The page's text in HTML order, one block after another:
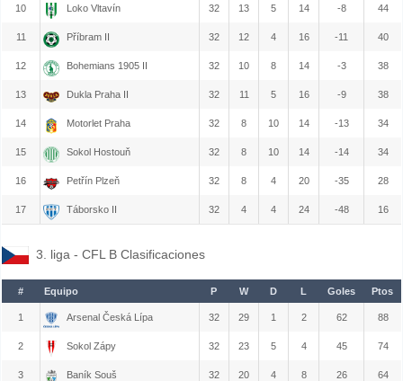
10 Loko Vltavín 32 13 5 14 -8 44
11 Příbram II 32 12 4 16 -11 40
12 Bohemians 1905 II 32 10 8 14 -3 38
13 Dukla Praha II 32 11 5 16 -9 38
14 Motorlet Praha 32 8 10 14 -13 34
15 Sokol Hostouň 32 8 10 14 -14 34
16 Petřín Plzeň 32 8 4 20 -35 28
17 Táborsko II 32 4 4 24 -48 16
3. liga - CFL B Clasificaciones
# Equipo P W D L Goles Ptos
1 Arsenal Česká Lípa 32 29 1 2 62 88
2 Sokol Zápy 32 23 5 4 45 74
3 Baník Souš 32 20 4 8 26 64